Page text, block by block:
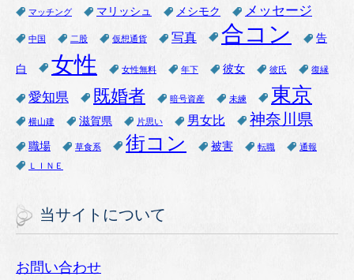
マッチング マリッシュ メシモク メッセージ
中国 二股 仮想通貨 写真 合コン 告
白 女性 女性無料 年下 彼女 彼氏 復縁
愛知県 既婚者 暗号資産 未練 東京
横山建 滋賀県 片思い 男女比 神奈川県
職場 草食系 街コン 被害 転職
通報
ＬＩＮＥ
当サイトについて
お問い合わせ